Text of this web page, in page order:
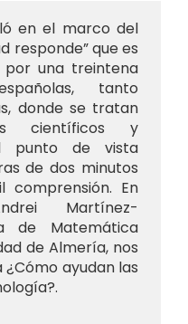
en el marco del
responde” que es
por una treintena
tanto
donde se tratan
científicos y
punto de vista
de dos minutos
En
Martínez-
de Matemática
de Almería, nos
ayudan las